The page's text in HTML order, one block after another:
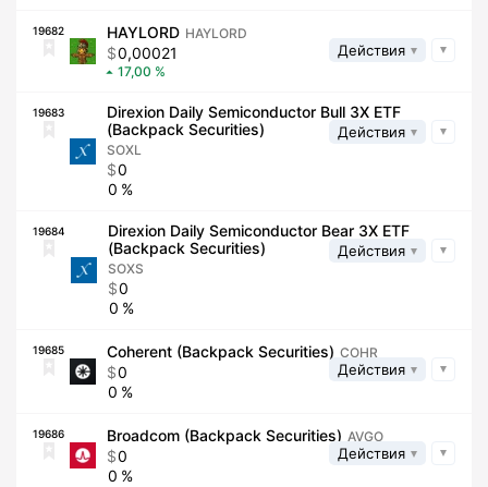
19682 HAYLORD HAYLORD
0,00021
17,00
Действия
19683
Direxion Daily Semiconductor Bull 3X ETF
(Backpack Securities)
SOXL
0
0
Действия
19684
Direxion Daily Semiconductor Bear 3X ETF
(Backpack Securities)
SOXS
0
0
Действия
19685 Coherent (Backpack Securities) COHR
0
0
Действия
19686 Broadcom (Backpack Securities) AVGO
0
0
Действия